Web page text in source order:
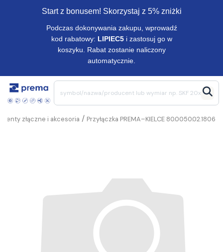
Start z bonusem! Skorzystaj z 5% zniżki
Podczas dokonywania zakupu, wprowadź
kod rabatowy: LIPIEC5 i zastosuj go w
koszyku. Rabat zostanie naliczony
automatycznie.
Przyłączka PREMA–KIELCE 80.0050.02.1806
/
złączne i akcesoria